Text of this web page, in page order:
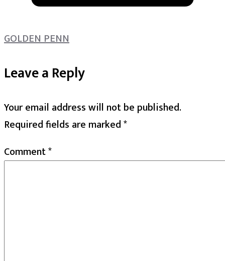
GOLDEN PENN
Leave a Reply
Your email address will not be published.
Required fields are marked*
Comment*